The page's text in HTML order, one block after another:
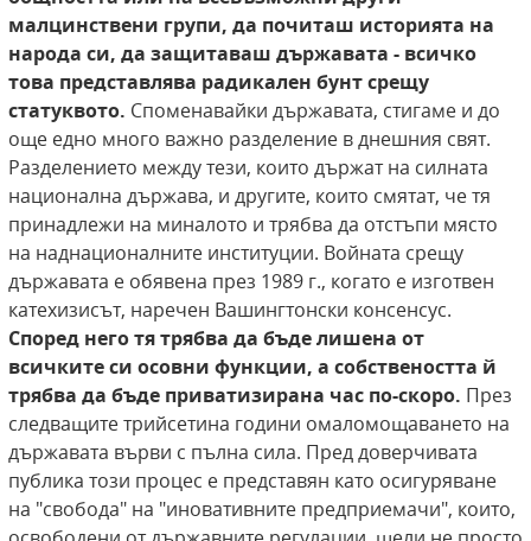
малцинствени групи, да почиташ историята на
народа си, да защитаваш държавата - всичко
това представлява радикален бунт срещу
статуквото. Споменавайки държавата, стигаме и до
още едно много важно разделение в днешния свят.
Разделението между тези, които държат на силната
национална държава, и другите, които смятат, че тя
принадлежи на миналото и трябва да отстъпи място
на наднационалните институции. Войната срещу
държавата е обявена през 1989 г., когато е изготвен
катехизисът, наречен Вашингтонски консенсус.
Според него тя трябва да бъде лишена от
всичките си осовни функции, а собствеността й
трябва да бъде приватизирана час по-скоро. През
следващите трийсетина години омаломощаването на
държавата върви с пълна сила. Пред доверчивата
публика този процес е представян като осигуряване
на "свобода" на "иновативните предприемачи", които,